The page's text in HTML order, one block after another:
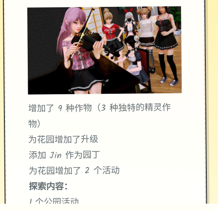
增加了 9 种作物（3 种独特的精灵作
物）
为花园增加了升级
添加 Jin 作为园丁
为花园增加了 2 个活动
探索内容：
1 个公园活动